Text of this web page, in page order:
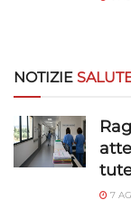
NOTIZIE
7